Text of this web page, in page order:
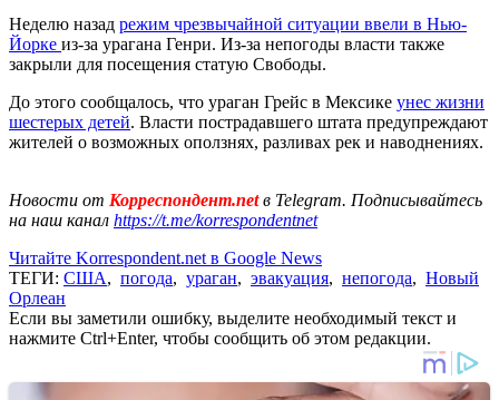
Неделю назад режим чрезвычайной ситуации ввели в Нью-
Йорке из-за урагана Генри. Из-за непогоды власти также
закрыли для посещения статую Свободы.
До этого сообщалось, что ураган Грейс в Мексике унес жизни
шестерых детей. Власти пострадавшего штата предупреждают
жителей о возможных оползнях, разливах рек и наводнениях.
Новости от Корреспондент.netв Telegram. Подписывайтесь
на наш канал https://t.me/korrespondentnet
Читайте Korrespondent.net в Google News
ТЕГИ: США, погода, ураган, эвакуация, непогода, Новый
Орлеан
Если вы заметили ошибку, выделите необходимый текст и
нажмите Ctrl+Enter, чтобы сообщить об этом редакции.